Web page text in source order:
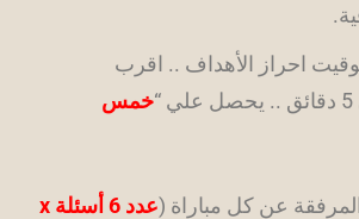
احراز الأهداف .. اقرب
خمس
عدد 6 أسئلة x